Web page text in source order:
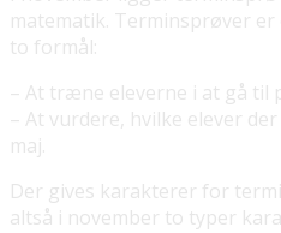
matematik. Terminsprøver
to formål:
– At træne eleverne i at gå til
– At vurdere, hvilke elever
maj.
Der gives karakterer for
altså i november to typer